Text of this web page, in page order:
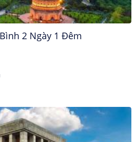
2 Ngày 1 Đêm